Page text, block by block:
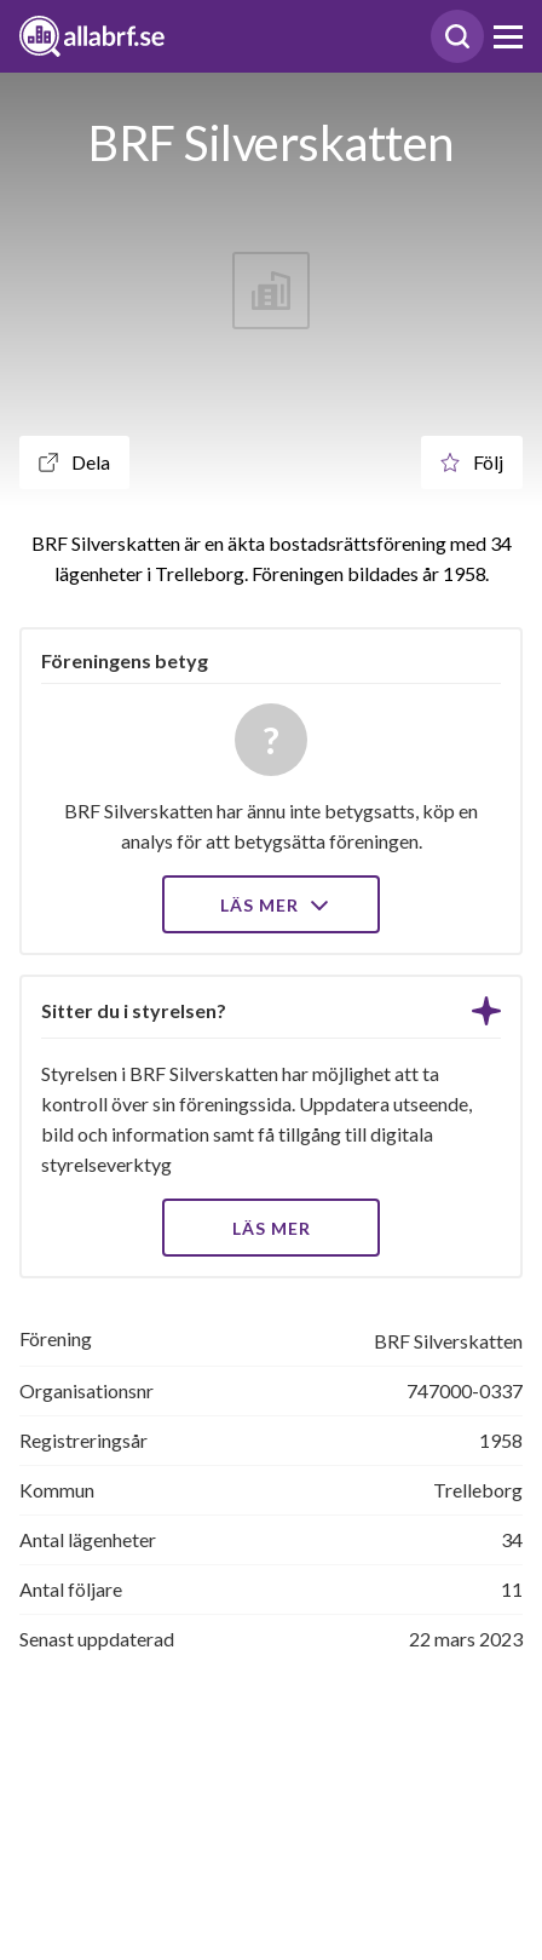
BRF Silverskatten
Dela Följ
BRF Silverskatten är en äkta bostadsrättsförening med 34
lägenheter i Trelleborg. Föreningen bildades år 1958
Föreningens betyg
BRF Silverskatten har ännu inte betygsatts, köp en
analys för att betygsätta föreningen.
LÄS MER
Sitter du i styrelsen?
Styrelsen i BRF Silverskatten har möjlighet att ta
kontroll över sin föreningssida. Uppdatera utseende,
bild och information samt få tillgång till digitala
styrelseverktyg
LÄS MER
Förening BRF Silverskatten
Organisationsnr 747000-0337
Registreringsår 1958
Kommun Trelleborg
Antal lägenheter 34
Antal följare 11
Senast uppdaterad 22 mars 2023